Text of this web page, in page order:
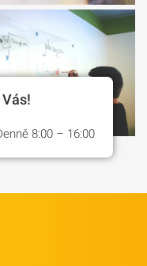
8:00 – 16:00